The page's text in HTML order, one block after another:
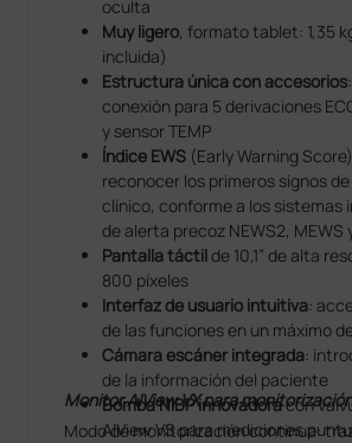
oculta
Muy ligero, formato tablet: 1,35
incluida)
Estructura única con accesorios
conexión para 5 derivaciones
y sensor TEMP
Índice EWS (Early Warning
reconocer los primeros signos
clínico, conforme a los sistemas
de alerta precoz NEWS2, MEWS
Pantalla táctilde 10,1” de alta
800 píxeles
Interfaz de usuario intuitiva:
de las funciones en un máximo
Cámara escáner integrada:
de la información del paciente
Bomba NIBP innovadoracon
AIView VS para mediciones
Monitor AIView VX para
Modo de monitorización continua: